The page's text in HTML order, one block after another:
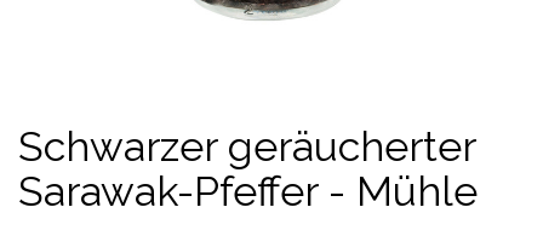
Schwarzer geräucherter
Sarawak-Pfeffer - Mühle